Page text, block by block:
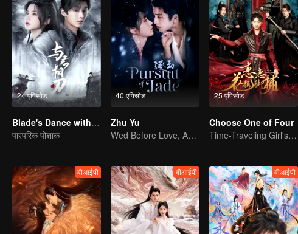
24 एपिसोड
Blade's Dance with You
पारंपरिक पोशाक
40 एपिसोड
Zhu Yu
Wed Before Love, Affection Forged in War
25 एपिसोड
Choose One of Four
Time-Traveling Girl's Quest to Win Over Four Handsome Men
वीआईपी वीआईपी वीआईपी